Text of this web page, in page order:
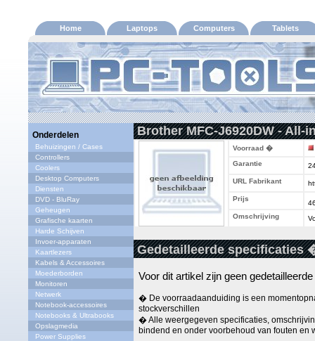
Home Laptops Computers Tablets
Onderdelen
Behuizingen / Cases
Controllers
Coolers
Desktop Computers
Diensten
DVD - BluRay
Geheugen
Grafische kaarten
Harde Schijven
Invoer-apparaten
Kaartlezers
Kabels & Accessoires
Moederborden
Monitoren
Netwerk
Notebook-accessoires
Notebooks & Ultrabooks
Opslagmedia
Power Supplies
Brother MFC-J6920DW - All-
Voorraad �
Garantie
URL Fabrikant
Prijs
Omschrijving
Gedetailleerde specificaties
Voor dit artikel zijn geen
� De voorraadaanduiding is een
stockverschillen
� Alle weergegeven specificaties,
bindend en onder voorbehoud van fouten en